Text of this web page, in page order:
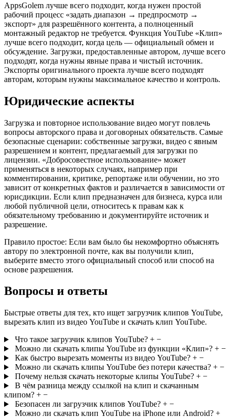
AppsGolem лучше всего подходит, когда нужен простой
рабочий процесс «задать диапазон → предпросмотр →
экспорт» для разрешённого контента, а полноценный
монтажный редактор не требуется. Функция YouTube «Клип»
лучше всего подходит, когда цель — официальный обмен и
обсуждение. Загрузки, предоставленные автором, лучше всего
подходят, когда нужны явные права и чистый источник.
Экспорты оригинального проекта лучше всего подходят
авторам, которым нужны максимальное качество и контроль.
Юридические аспекты
Загрузка и повторное использование видео могут повлечь
вопросы авторского права и договорных обязательств. Самые
безопасные сценарии: собственные загрузки, видео с явным
разрешением и контент, предлагаемый для загрузки по
лицензии. «Добросовестное использование» может
применяться в некоторых случаях, например при
комментировании, критике, репортаже или обучении, но это
зависит от конкретных фактов и различается в зависимости от
юрисдикции. Если клип предназначен для бизнеса, курса или
любой публичной цели, относитесь к правам как к
обязательному требованию и документируйте источник и
разрешение.
Правило простое: Если вам было бы некомфортно объяснять
автору по электронной почте, как вы получили клип,
выберите вместо этого официальный способ или способ на
основе разрешения.
Вопросы и ответы
Быстрые ответы для тех, кто ищет загрузчик клипов YouTube,
вырезать клип из видео YouTube и скачать клип YouTube.
Что такое загрузчик клипов YouTube? + −
Можно ли скачать клипы YouTube из функции «Клип»? + −
Как быстро вырезать моменты из видео YouTube? + −
Можно ли скачать клипы YouTube без потери качества? + −
Почему нельзя скачать некоторые клипы YouTube? + −
В чём разница между ссылкой на клип и скачанным
клипом? + −
Безопасен ли загрузчик клипов YouTube? + −
Можно ли скачать клип YouTube на iPhone или Android? +